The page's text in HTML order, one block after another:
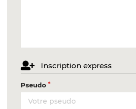
Inscription express
Pseudo